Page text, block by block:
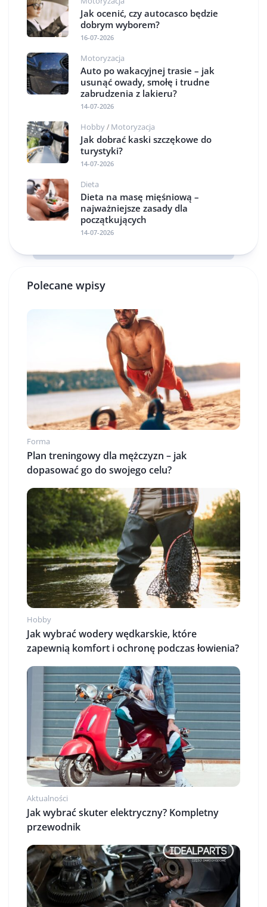
Jak ocenić, czy autocasco będzie
dobrym wyborem?
16-07-2026
Motoryzacja
Auto po wakacyjnej trasie – jak
usunąć owady, smołę i trudne
zabrudzenia z lakieru?
14-07-2026
Hobby/ Motoryzacja
Jak dobrać kaski szczękowe do
turystyki?
14-07-2026
Dieta
Dieta na masę mięśniową –
najważniejsze zasady dla
początkujących
14-07-2026
Polecane wpisy
Forma
Plan treningowy dla mężczyzn – jak
dopasować go do swojego celu?
Hobby
Jak wybrać wodery wędkarskie, które
zapewnią komfort i ochronę podczas łowienia?
Aktualności
Jak wybrać skuter elektryczny? Kompletny
przewodnik